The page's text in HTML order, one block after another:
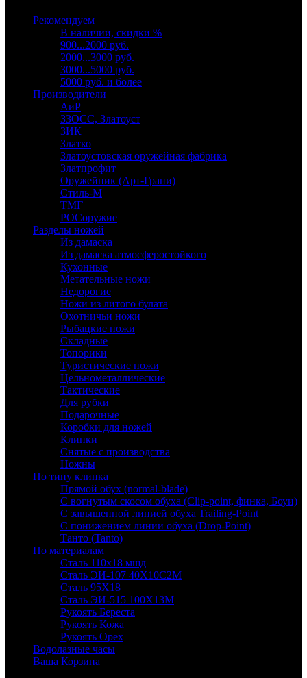
Рекомендуем
В наличии, скидки %
900...2000 руб.
2000...3000 руб.
3000...5000 руб.
5000 руб. и более
Производители
АиР
ЗЗОСС, Златоуст
ЗИК
Златко
Златоустовская оружейная фабрика
Златпрофит
Оружейник (Арт-Грани)
Стиль-М
ТМГ
РОСоружие
Разделы ножей
Из дамаска
Из дамаска атмосферостойкого
Кухонные
Метательные ножи
Недорогие
Ножи из литого булата
Охотничьи ножи
Рыбацкие ножи
Складные
Топорики
Туристические ножи
Цельнометаллические
Тактические
Для рубки
Подарочные
Коробки для ножей
Клинки
Снятые с производства
Ножны
По типу клинка
Прямой обух (normal-blade)
С вогнутым скосом обуха (Clip-point, финка, Боуи)
С завышенной линией обуха Trailing-Point
С понижением линии обуха (Drop-Point)
Танто (Tanto)
По материалам
Сталь 110х18 мшд
Сталь ЭИ-107 40Х10С2М
Сталь 95Х18
Сталь ЭИ-515 100Х13М
Рукоять Береста
Рукоять Кожа
Рукоять Орех
Водолазные часы
Ваша Корзина